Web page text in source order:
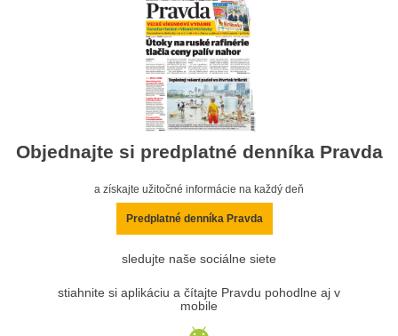
Objednajte si predplatné denníka Pravda
a získajte užitočné informácie na každý deň
Predplatné denníka Pravda
sledujte naše sociálne siete
stiahnite si aplikáciu a čítajte Pravdu pohodlne aj v
mobile